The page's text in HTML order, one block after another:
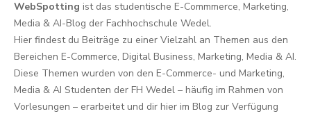
WebSpotting ist das studentische E-Commmerce, Marketing,
Media & AI-Blog der Fachhochschule Wedel.
Hier findest du Beiträge zu einer Vielzahl an Themen aus den
Bereichen E-Commerce, Digital Business, Marketing, Media & AI.
Diese Themen wurden von den E-Commerce- und Marketing,
Media & AI Studenten der FH Wedel – häufig im Rahmen von
Vorlesungen – erarbeitet und dir hier im Blog zur Verfügung